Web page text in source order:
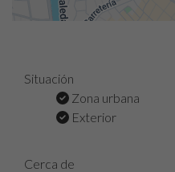
Situación
Zona urbana
Exterior
Cerca de